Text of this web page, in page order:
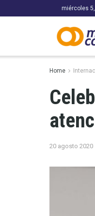
miércoles
Home
20 agosto 2020